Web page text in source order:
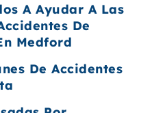
A Ayudar A Las
De
Medford
De Accidentes